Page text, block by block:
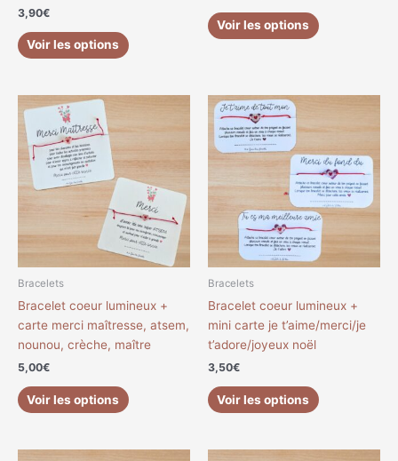
3,90€
Voir les options
Voir les options
produit
Bracelets
Bracelet coeur lumineux +
carte merci maîtresse, atsem,
nounou, crèche, maître
5,00€
Voir les options
plusieurs
variations.
Les
options
peuvent
être
sur
page
Bracelets
Bracelet coeur lumineux +
mini carte je t’aime/merci/je
t’adore/joyeux noël
3,50€
Voir les options
plusieurs
variations.
Les
options
peuvent
être
sur
la